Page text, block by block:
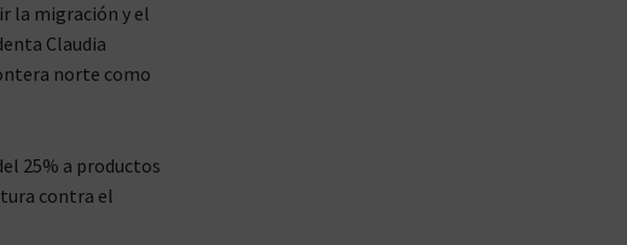
la migración y el
Claudia
norte como
25% a productos
contra el